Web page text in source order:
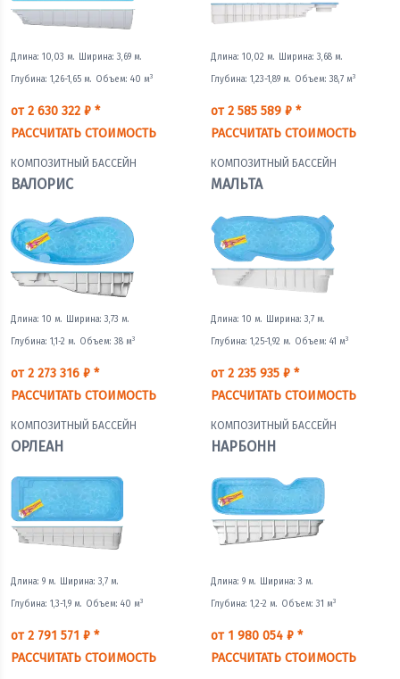
Длина: 10,03 м. Ширина: 3,69 м.
Глубина: 1,26-1,65 м. Объем: 40 м3
от 2 630 322 ₽ *
РАССЧИТАТЬ СТОИМОСТЬ
Длина: 10,02 м. Ширина: 3,68 м.
Глубина: 1,23-1,89 м. Объем: 38,7 м3
от 2 585 589 ₽ *
РАССЧИТАТЬ СТОИМОСТЬ
КОМПОЗИТНЫЙ БАССЕЙН
ВАЛОРИС
Длина: 10 м. Ширина: 3,73 м.
Глубина: 1,1-2 м. Объем: 38 м3
от 2 273 316 ₽ *
РАССЧИТАТЬ СТОИМОСТЬ
КОМПОЗИТНЫЙ БАССЕЙН
МАЛЬТА
Длина: 10 м. Ширина: 3,7 м.
Глубина: 1,25-1,92 м. Объем: 41 м3
от 2 235 935 ₽ *
РАССЧИТАТЬ СТОИМОСТЬ
КОМПОЗИТНЫЙ БАССЕЙН
ОРЛЕАН
Длина: 9 м. Ширина: 3,7 м.
Глубина: 1,3-1,9 м. Объем: 40 м3
от 2 791 571 ₽ *
РАССЧИТАТЬ СТОИМОСТЬ
КОМПОЗИТНЫЙ БАССЕЙН
НАРБОНН
Длина: 9 м. Ширина: 3 м.
Глубина: 1,2-2 м. Объем: 31 м3
от 1 980 054 ₽ *
РАССЧИТАТЬ СТОИМОСТЬ